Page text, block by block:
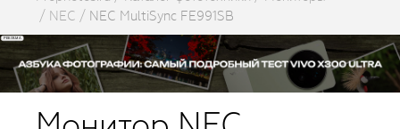
NEC
NEC MultiSync FE991SB